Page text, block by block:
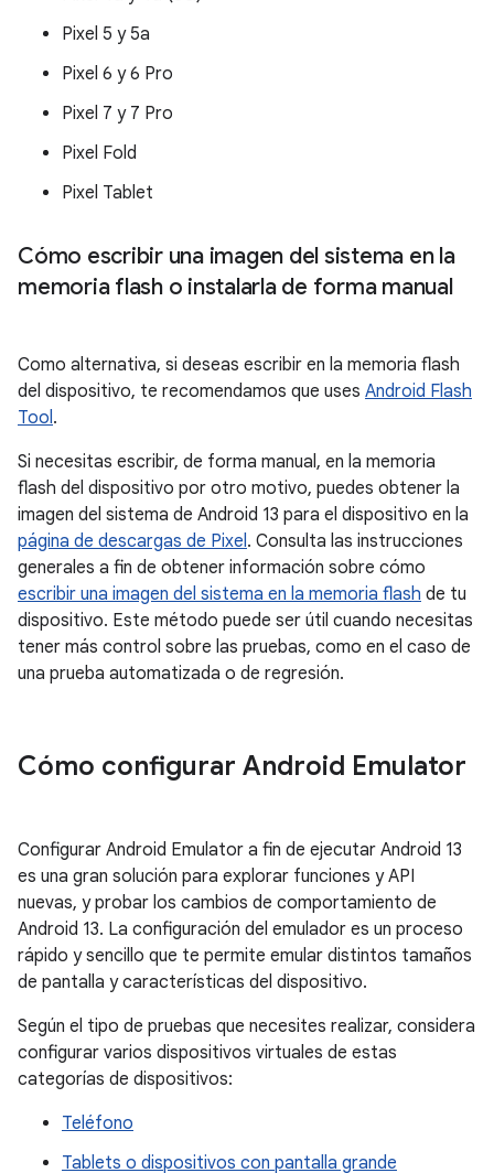
Pixel 5 y 5a
Pixel 6 y 6 Pro
Pixel 7 y 7 Pro
Pixel Fold
Pixel Tablet
Cómo escribir una imagen del sistema en la
memoria flash o instalarla de forma manual
Como alternativa, si deseas escribir en la memoria flash
del dispositivo, te recomendamos que uses Android Flash
Tool.
Si necesitas escribir, de forma manual, en la memoria
flash del dispositivo por otro motivo, puedes obtener la
imagen del sistema de Android 13 para el dispositivo en la
página de descargas de Pixel. Consulta las instrucciones
generales a fin de obtener información sobre cómo
escribir una imagen del sistema en la memoria flash de tu
dispositivo. Este método puede ser útil cuando necesitas
tener más control sobre las pruebas, como en el caso de
una prueba automatizada o de regresión.
Cómo configurar Android Emulator
Configurar Android Emulator a fin de ejecutar Android 13
es una gran solución para explorar funciones y API
nuevas, y probar los cambios de comportamiento de
Android 13. La configuración del emulador es un proceso
rápido y sencillo que te permite emular distintos tamaños
de pantalla y características del dispositivo.
Según el tipo de pruebas que necesites realizar, considera
configurar varios dispositivos virtuales de estas
categorías de dispositivos:
Teléfono
Tablets o dispositivos con pantalla grande